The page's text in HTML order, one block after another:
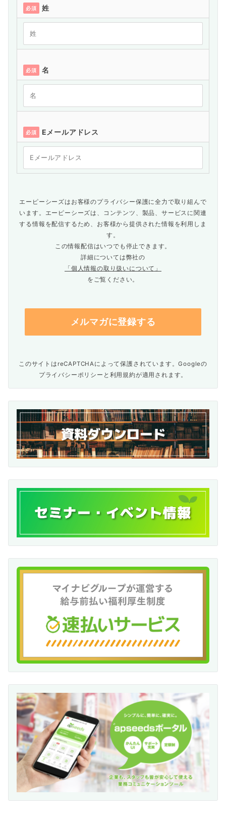
必須 姓
必須 名
必須 Eメールアドレス
エーピーシーズはお客様のプライバシー保護に全力で取り組んで
います。エーピーシーズは、コンテンツ、製品、サービスに関連
する情報を配信するため、お客様から提供された情報を利用しま
す。
この情報配信はいつでも停止できます。
詳細については弊社の
「個人情報の取り扱いについて」
をご覧ください。
このサイトはreCAPTCHAによって保護されています。Googleの
プライバシーポリシー と 利用規約が適用されます。